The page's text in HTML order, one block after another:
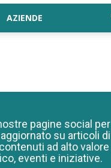
AZIENDE
pagine social per
su articoli di
ad alto valore
eventi e iniziative.